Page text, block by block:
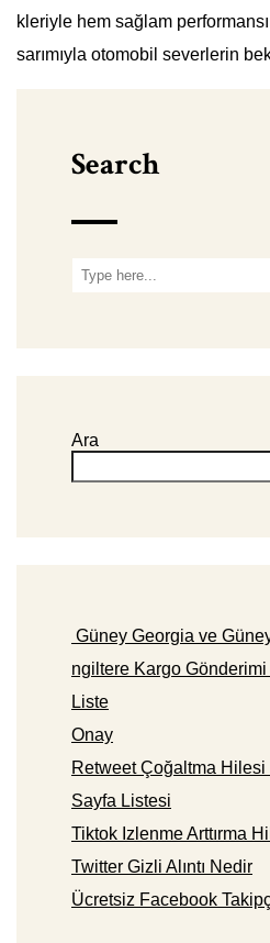
kleriyle hem sağlam
sarımıyla otomobil severlerin
Search
Ara
Güney Georgia ve
ngiltere Kargo Gönderimi
Liste
Onay
Retweet Çoğaltma Hilesi
Sayfa Listesi
Tiktok Izlenme Arttırma
Twitter Gizli Alıntı Nedir
Ücretsiz Facebook